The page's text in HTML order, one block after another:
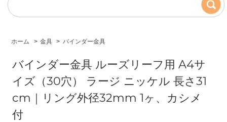
ホーム > 金具 > バインダー金具
バインダー金具 ルーズリーフ用 A4サ
イズ（30穴） ラージ ニッケル 長さ31
cm｜リング外径32mm 1ヶ、カシメ
付